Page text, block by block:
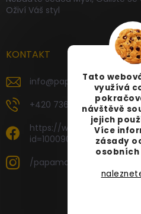
Tato
využívá
návštěvě
jejich
Více
zásady
Oživí Váš styl
KONTAKT
info@papamartin.cz
+420 736 120 126
https://
id=100090696535887
/papamartin.cz